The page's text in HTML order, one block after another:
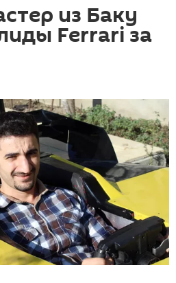
из Баку
Ferrari за